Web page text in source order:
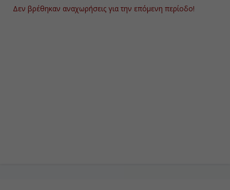
Δεν βρέθηκαν αναχωρήσεις για την επόμενη περίοδο!